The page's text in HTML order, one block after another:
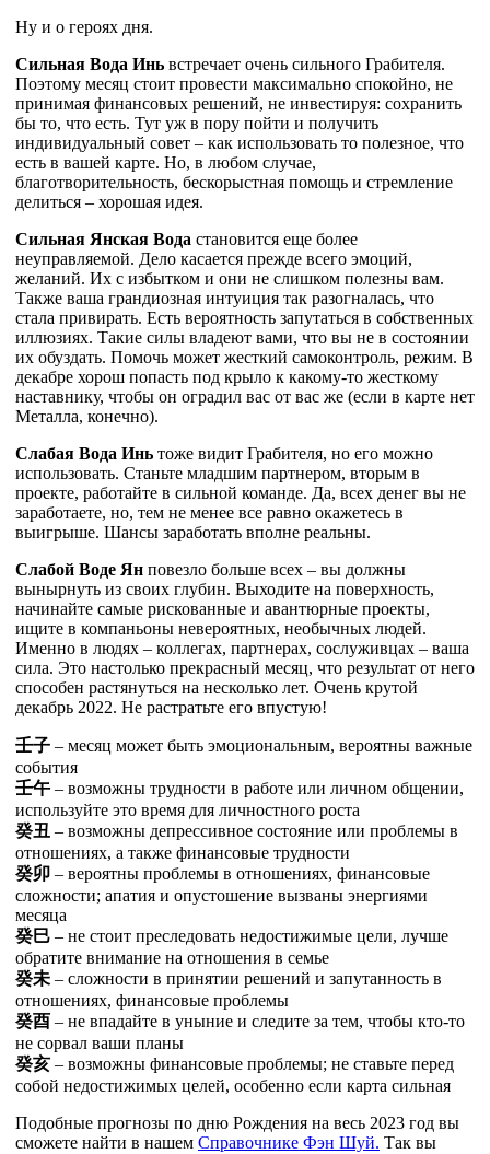
Ну и о героях дня.
Сильная Вода Инь встречает очень сильного Грабителя.
Поэтому месяц стоит провести максимально спокойно, не
принимая финансовых решений, не инвестируя: сохранить
бы то, что есть. Тут уж в пору пойти и получить
индивидуальный совет – как использовать то полезное, что
есть в вашей карте. Но, в любом случае,
благотворительность, бескорыстная помощь и стремление
делиться – хорошая идея.
Сильная Янская Вода становится еще более
неуправляемой. Дело касается прежде всего эмоций,
желаний. Их с избытком и они не слишком полезны вам.
Также ваша грандиозная интуиция так разогналась, что
стала привирать. Есть вероятность запутаться в собственных
иллюзиях. Такие силы владеют вами, что вы не в состоянии
их обуздать. Помочь может жесткий самоконтроль, режим. В
декабре хорош попасть под крыло к какому-то жесткому
наставнику, чтобы он оградил вас от вас же (если в карте нет
Металла, конечно).
Слабая Вода Инь тоже видит Грабителя, но его можно
использовать. Станьте младшим партнером, вторым в
проекте, работайте в сильной команде. Да, всех денег вы не
заработаете, но, тем не менее все равно окажетесь в
выигрыше. Шансы заработать вполне реальны.
Слабой Воде Ян повезло больше всех – вы должны
вынырнуть из своих глубин. Выходите на поверхность,
начинайте самые рискованные и авантюрные проекты,
ищите в компаньоны невероятных, необычных людей.
Именно в людях – коллегах, партнерах, сослуживцах – ваша
сила. Это настолько прекрасный месяц, что результат от него
способен растянуться на несколько лет. Очень крутой
декабрь 2022. Не растратьте его впустую!
壬子 – месяц может быть эмоциональным, вероятны важные
события
壬午 – возможны трудности в работе или личном общении,
используйте это время для личностного роста
癸丑 – возможны депрессивное состояние или проблемы в
отношениях, а также финансовые трудности
癸卯 – вероятны проблемы в отношениях, финансовые
сложности; апатия и опустошение вызваны энергиями
месяца
癸巳 – не стоит преследовать недостижимые цели, лучше
обратите внимание на отношения в семье
癸未 – сложности в принятии решений и запутанность в
отношениях, финансовые проблемы
癸酉 – не впадайте в уныние и следите за тем, чтобы кто-то
не сорвал ваши планы
癸亥 – возможны финансовые проблемы; не ставьте перед
собой недостижимых целей, особенно если карта сильная
Подобные прогнозы по дню Рождения на весь 2023 год вы
сможете найти в нашем Справочнике Фэн Шуй. Так вы